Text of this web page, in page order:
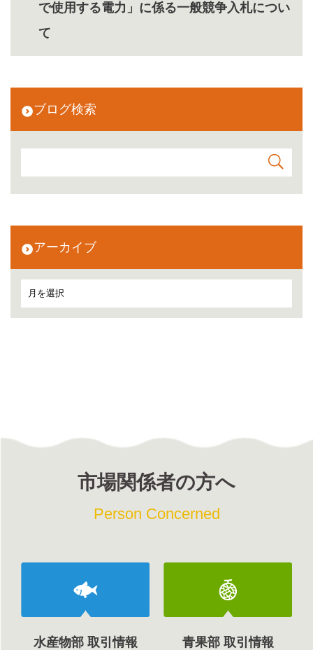
で使用する電力」に係る一般競争入札につい
て
ブログ検索
アーカイブ
市場関係者の方へ
Person Concerned
水産物部 取引情報 青果部 取引情報